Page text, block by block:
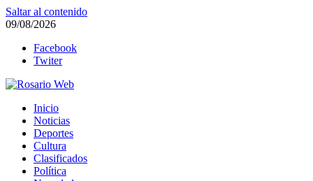
Saltar al contenido
09/08/2026
Facebook
Twiter
Rosario Web
Todas la noticias de Rosario y la zona
Inicio
Noticias
Deportes
Cultura
Clasificados
Política